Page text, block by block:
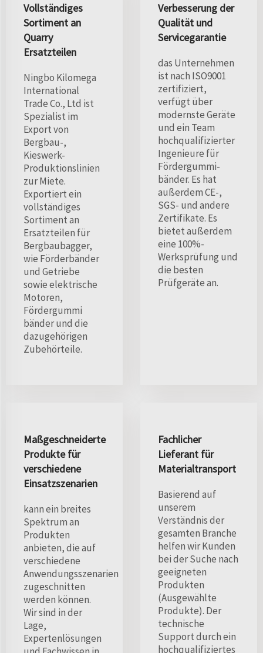
Vollständiges
Sortiment an
Quarry
Ersatzteilen
Ningbo Kilomega
International
Trade Co., Ltd ist
Spezialist im
Export von
Bergbau-,
Kieswerk-
Produktionslinien
zur Miete.
Exportiert ein
vollständiges
Sortiment an
Ersatzteilen für
Bergbaubagger,
wie Förderbänder
und Getriebe
sowie elektrische
Motoren,
Fördergummi
bänder und die
dazugehörigen
Zubehörteile.
Verbesserung der
Qualität und
Servicegarantie
das Unternehmen
ist nach ISO9001
zertifiziert,
verfügt über
modernste Geräte
und ein Team
hochqualifizierter
Ingenieure für
Fördergummi-
bänder. Es hat
außerdem CE-,
SGS- und andere
Zertifikate. Es
bietet außerdem
eine 100%-
Werksprüfung und
die besten
Prüfgeräte an.
Maßgeschneiderte
Produkte für
verschiedene
Einsatzszenarien
kann ein breites
Spektrum an
Produkten
anbieten, die auf
verschiedene
Anwendungsszenarien
zugeschnitten
werden können.
Wir sind in der
Lage,
Expertenlösungen
Fachlicher
Lieferant für
Materialtransport
Basierend auf
unserem
Verständnis der
gesamten Branche
helfen wir Kunden
bei der Suche nach
geeigneten
Produkten
(Ausgewählte
Produkte). Der
technische
Support durch ein
hochqualifiziertes